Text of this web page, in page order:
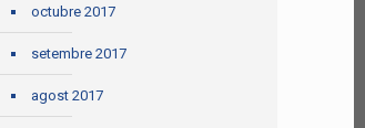
octubre 2017
setembre 2017
agost 2017